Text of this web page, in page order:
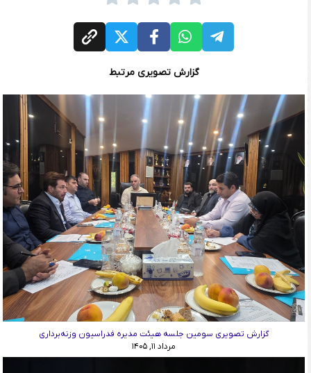
گزارش تصویری مرتبط
گزارش تصویری سومین جلسه هیئت مدیره فدراسیون وزنه‌برداری
مرداد ۱۱, ۱۴۰۵